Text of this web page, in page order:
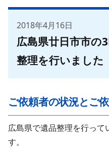
2018年4月16日
広島県廿日市市の
整理を行いました
ご依頼者の状況とご
広島県で遺品整理を行っ
す。